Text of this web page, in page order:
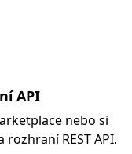
API
nebo si
REST API.